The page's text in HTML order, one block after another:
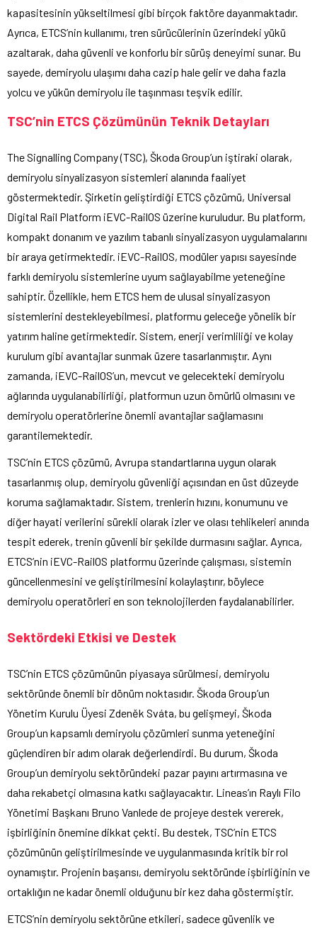
kapasitesinin yükseltilmesi gibi birçok faktöre dayanmaktadır.
Ayrıca, ETCS’nin kullanımı, tren sürücülerinin üzerindeki yükü
azaltarak, daha güvenli ve konforlu bir sürüş deneyimi sunar. Bu
sayede, demiryolu ulaşımı daha cazip hale gelir ve daha fazla
yolcu ve yükün demiryolu ile taşınması teşvik edilir.
TSC’nin ETCS Çözümünün Teknik Detayları
The Signalling Company (TSC), Škoda Group’un iştiraki olarak,
demiryolu sinyalizasyon sistemleri alanında faaliyet
göstermektedir. Şirketin geliştirdiği ETCS çözümü, Universal
Digital Rail Platform iEVC-RailOS üzerine kuruludur. Bu platform,
kompakt donanım ve yazılım tabanlı sinyalizasyon uygulamalarını
bir araya getirmektedir. iEVC-RailOS, modüler yapısı sayesinde
farklı demiryolu sistemlerine uyum sağlayabilme yeteneğine
sahiptir. Özellikle, hem ETCS hem de ulusal sinyalizasyon
sistemlerini destekleyebilmesi, platformu geleceğe yönelik bir
yatırım haline getirmektedir. Sistem, enerji verimliliği ve kolay
kurulum gibi avantajlar sunmak üzere tasarlanmıştır. Aynı
zamanda, iEVC-RailOS’un, mevcut ve gelecekteki demiryolu
ağlarında uygulanabilirliği, platformun uzun ömürlü olmasını ve
demiryolu operatörlerine önemli avantajlar sağlamasını
garantilemektedir.
TSC’nin ETCS çözümü, Avrupa standartlarına uygun olarak
tasarlanmış olup, demiryolu güvenliği açısından en üst düzeyde
koruma sağlamaktadır. Sistem, trenlerin hızını, konumunu ve
diğer hayati verilerini sürekli olarak izler ve olası tehlikeleri anında
tespit ederek, trenin güvenli bir şekilde durmasını sağlar. Ayrıca,
ETCS’nin iEVC-RailOS platformu üzerinde çalışması, sistemin
güncellenmesini ve geliştirilmesini kolaylaştırır, böylece
demiryolu operatörleri en son teknolojilerden faydalanabilirler.
Sektördeki Etkisi ve Destek
TSC’nin ETCS çözümünün piyasaya sürülmesi, demiryolu
sektöründe önemli bir dönüm noktasıdır. Škoda Group’un
Yönetim Kurulu Üyesi Zdeněk Sváta, bu gelişmeyi, Škoda
Group’un kapsamlı demiryolu çözümleri sunma yeteneğini
güçlendiren bir adım olarak değerlendirdi. Bu durum, Škoda
Group’un demiryolu sektöründeki pazar payını artırmasına ve
daha rekabetçi olmasına katkı sağlayacaktır. Lineas’ın Raylı Filo
Yönetimi Başkanı Bruno Vanlede de projeye destek vererek,
işbirliğinin önemine dikkat çekti. Bu destek, TSC’nin ETCS
çözümünün geliştirilmesinde ve uygulanmasında kritik bir rol
oynamıştır. Projenin başarısı, demiryolu sektöründe işbirliğinin ve
ortaklığın ne kadar önemli olduğunu bir kez daha göstermiştir.
ETCS’nin demiryolu sektörüne etkileri, sadece güvenlik ve